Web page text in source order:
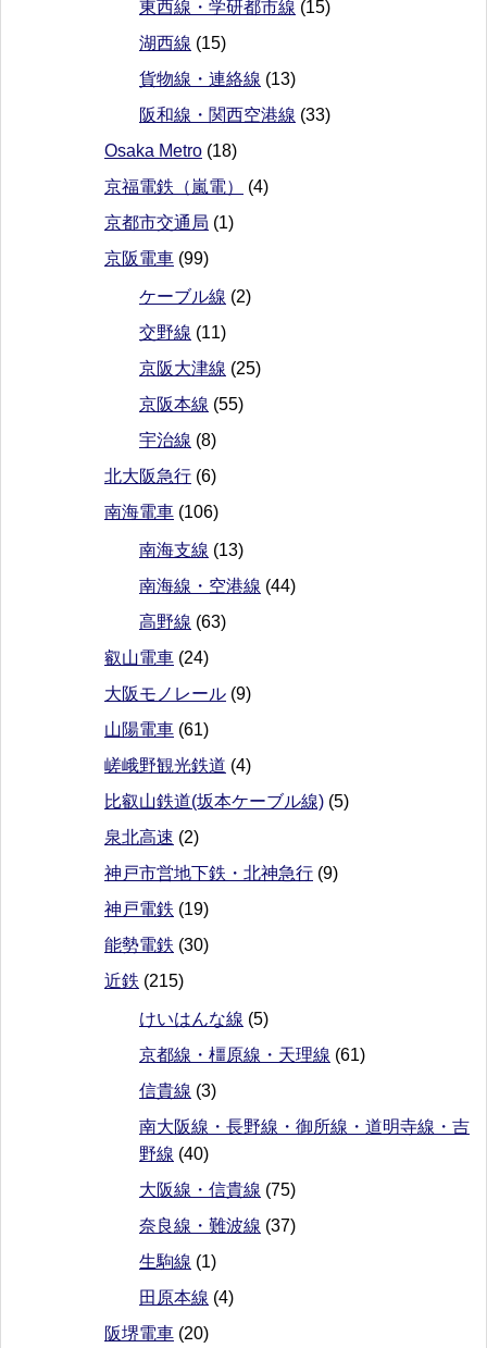
東西線・学研都市線 (15)
湖西線 (15)
貨物線・連絡線 (13)
阪和線・関西空港線 (33)
Osaka Metro (18)
京福電鉄（嵐電）
(4)
京都市交通局 (1)
京阪電車 (99)
ケーブル線 (2)
交野線 (11)
京阪大津線 (25)
京阪本線 (55)
宇治線 (8)
北大阪急行 (6)
南海電車 (106)
南海支線 (13)
南海線・空港線 (44)
高野線 (63)
叡山電車 (24)
大阪モノレール (9)
山陽電車 (61)
嵯峨野観光鉄道 (4)
比叡山鉄道(坂本ケーブル線) (5)
泉北高速 (2)
神戸市営地下鉄・北神急行 (9)
神戸電鉄 (19)
能勢電鉄 (30)
近鉄 (215)
けいはんな線 (5)
京都線・橿原線・天理線 (61)
信貴線 (3)
南大阪線・長野線・御所線・道明寺線・吉
野線 (40)
大阪線・信貴線 (75)
奈良線・難波線 (37)
生駒線 (1)
田原本線 (4)
阪堺電車 (20)